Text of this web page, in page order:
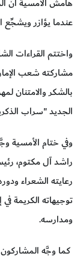
عندما يؤازر ويشجِّع
واختتم القراءات
مشاركته شعب
بالشكر والامتنان
الجديد "سراب
وفي ختام الأمسية
راشد آل مكتوم،
رعايته الشعراء
توجيهاته الكريمة
ومدارسه.
كما وجَّه